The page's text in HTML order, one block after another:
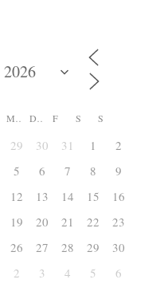
F S S
29 30 31 1
2
5 6 7 8
9
12 13 14 15
16
19 20 21 22
23
26 27 28 29
30
2 3 4 5 6